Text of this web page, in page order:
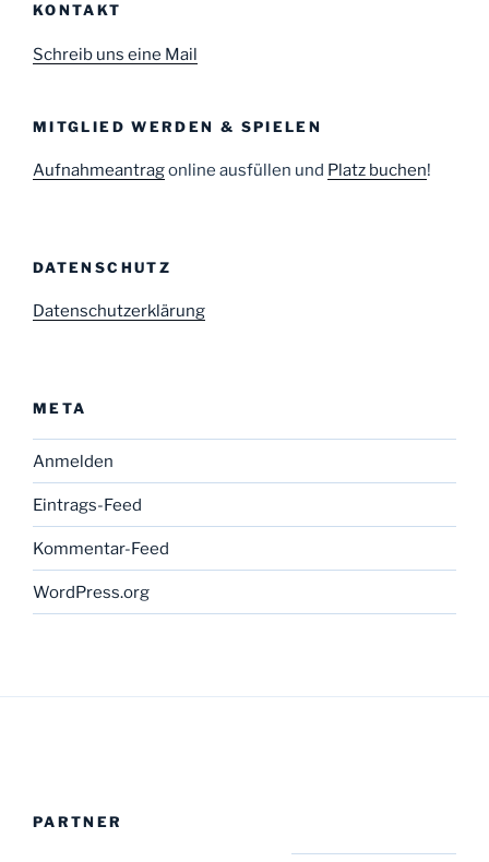
KONTAKT
Schreib uns eine Mail
MITGLIED WERDEN & SPIELEN
Aufnahmeantragonline ausfüllen und Platz buchen!
DATENSCHUTZ
Datenschutzerklärung
META
Anmelden
Eintrags-Feed
Kommentar-Feed
WordPress.org
PARTNER